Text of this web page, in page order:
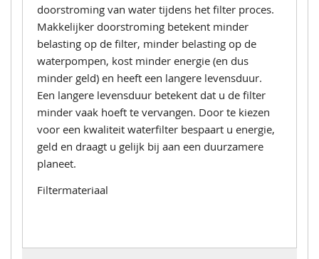
doorstroming van water tijdens het filter proces.
Makkelijker doorstroming betekent minder
belasting op de filter, minder belasting op de
waterpompen, kost minder energie (en dus
minder geld) en heeft een langere levensduur.
Een langere levensduur betekent dat u de filter
minder vaak hoeft te vervangen. Door te kiezen
voor een kwaliteit waterfilter bespaart u energie,
geld en draagt u gelijk bij aan een duurzamere
planeet.
Filtermateriaal